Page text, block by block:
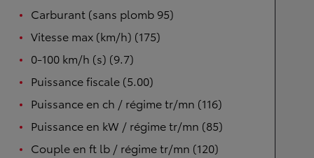
Carburant (sans plomb 95)
Vitesse max (km/h) (175)
0-100 km/h (s) (9.7)
Puissance fiscale (5.00)
Puissance en ch / régime tr/mn (116)
Puissance en kW / régime tr/mn (85)
Couple en ft lb / régime tr/mn (120)